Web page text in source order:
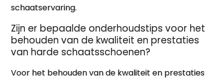
schaatservaring.
Zijn er bepaalde onderhoudstips voor het
behouden van de kwaliteit en prestaties
van harde schaatsschoenen?
Voor het behouden van de kwaliteit en prestaties